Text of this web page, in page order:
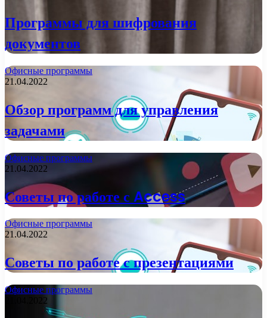
Программы для шифрования
документов
Офисные программы
21.04.2022
Обзор программ для управления
задачами
Офисные программы
21.04.2022
Советы по работе с Access
Офисные программы
21.04.2022
Советы по работе с презентациями
Офисные программы
21.04.2022